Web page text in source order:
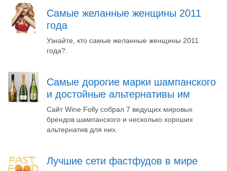
Самые желанные женщины 2011
года
Узнайте, кто самые желанные женщины 2011
года?.
Самые дорогие марки шампанского
и достойные альтернативы им
Сайт Wine Folly собрал 7 ведущих мировых
брендов шампанского и несколько хороших
альтернатив для них.
Лучшие сети фастфудов в мире